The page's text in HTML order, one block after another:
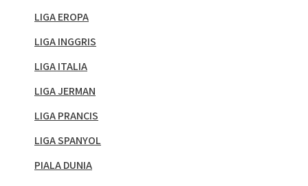
LIGA EROPA
LIGA INGGRIS
LIGA ITALIA
LIGA JERMAN
LIGA PRANCIS
LIGA SPANYOL
PIALA DUNIA